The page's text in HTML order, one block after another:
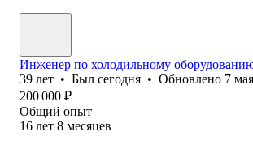
Инженер по холодильному
39 лет • Был сегодня • Обновлено 7 мая
200 000 ₽
Общий опыт
16 лет 8 месяцев